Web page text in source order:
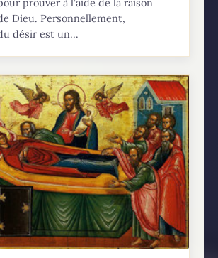
Dieu. Personnellement,
désir est un...